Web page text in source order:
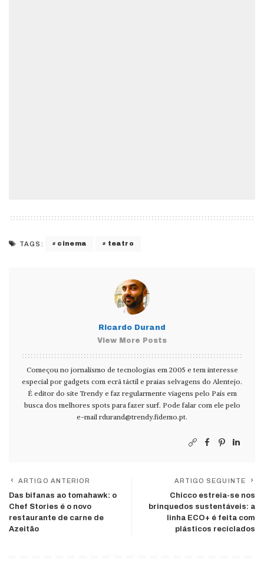
TAGS: cinema teatro
Ricardo Durand
View More Posts
Começou no jornalismo de tecnologias em 2005 e tem interesse
especial por gadgets com ecrã táctil e praias selvagens do Alentejo.
É editor do site Trendy e faz regularmente viagens pelo País em
busca dos melhores spots para fazer surf. Pode falar com ele pelo
e-mail rdurand@trendy.fidemo.pt.
ARTIGO ANTERIOR
Das bifanas ao tomahawk: o
Chef Stories é o novo
restaurante de carne de
Azeitão
ARTIGO SEGUINTE
Chicco estreia-se nos
brinquedos sustentáveis: a
linha ECO+ é feita com
plásticos reciclados